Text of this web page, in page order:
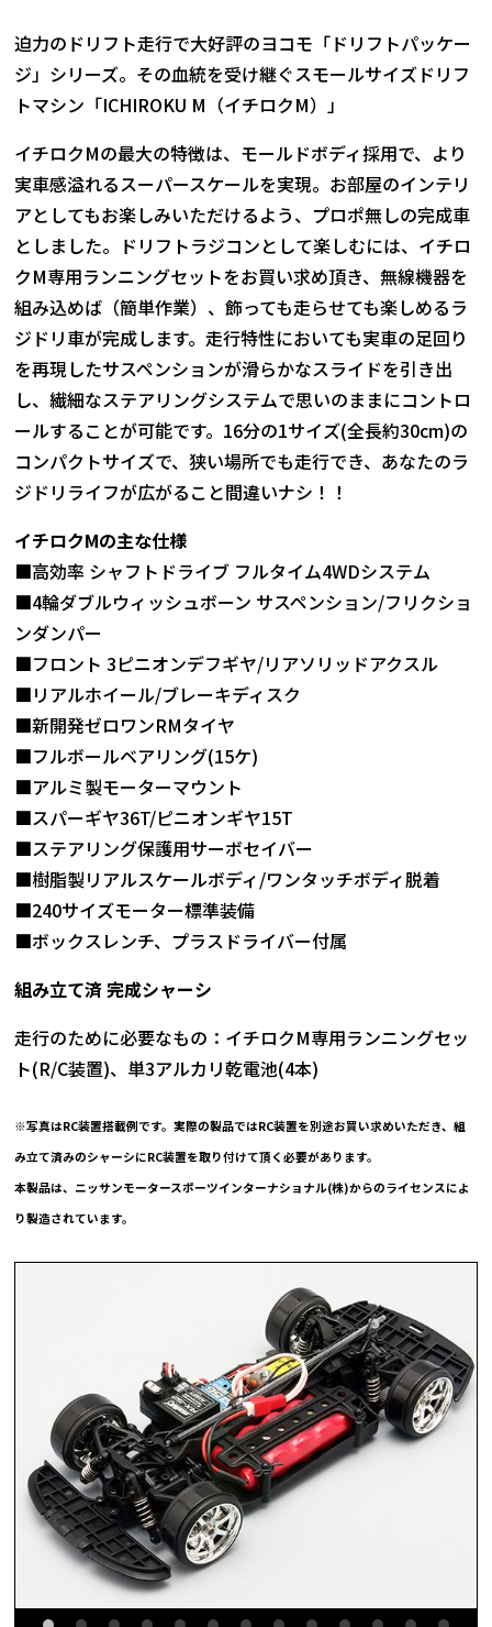
迫力のドリフト走行で大好評のヨコモ「ドリフトパッケー
ジ」シリーズ。その血統を受け継ぐスモールサイズドリフ
トマシン「ICHIROKU M（イチロクM）」
イチロクMの最大の特徴は、モールドボディ採用で、より
実車感溢れるスーパースケールを実現。お部屋のインテリ
アとしてもお楽しみいただけるよう、プロポ無しの完成車
としました。ドリフトラジコンとして楽しむには、イチロ
クM専用ランニングセットをお買い求め頂き、無線機器を
組み込めば（簡単作業）、飾っても走らせても楽しめるラ
ジドリ車が完成します。走行特性においても実車の足回り
を再現したサスペンションが滑らかなスライドを引き出
し、繊細なステアリングシステムで思いのままにコントロ
ールすることが可能です。16分の1サイズ(全長約30cm)の
コンパクトサイズで、狭い場所でも走行でき、あなたのラ
ジドリライフが広がること間違いナシ！！
イチロクMの主な仕様
■高効率 シャフトドライブ フルタイム4WDシステム
■4輪ダブルウィッシュボーン サスペンション/フリクショ
ンダンパー
■フロント 3ピニオンデフギヤ/リアソリッドアクスル
■リアルホイール/ブレーキディスク
■新開発ゼロワンRMタイヤ
■フルボールベアリング(15ケ)
■アルミ製モーターマウント
■スパーギヤ36T/ピニオンギヤ15T
■ステアリング保護用サーボセイバー
■樹脂製リアルスケールボディ/ワンタッチボディ脱着
■240サイズモーター標準装備
■ボックスレンチ、プラスドライバー付属
組み立て済完成シャーシ
走行のために必要なもの：イチロクM専用ランニングセッ
ト(R/C装置)、単3アルカリ乾電池(4本)
※写真はRC装置搭載例です。実際の製品ではRC装置を別途お買い求めいただき、組
み立て済みのシャーシにRC装置を取り付けて頂く必要があります。
本製品は、ニッサンモータースポーツインターナショナル(株)からのライセンスによ
り製造されています。